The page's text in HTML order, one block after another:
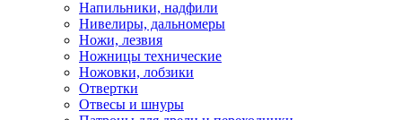
Напильники, надфили
Нивелиры, дальномеры
Ножи, лезвия
Ножницы технические
Ножовки, лобзики
Отвертки
Отвесы и шнуры